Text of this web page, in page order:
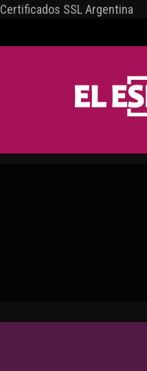
Certificados SSL Argentina